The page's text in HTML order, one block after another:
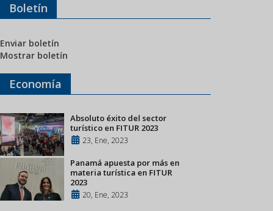
Boletín
Enviar boletín
Mostrar boletín
Economía
Absoluto éxito del sector
turístico en FITUR 2023
23, Ene, 2023
Panamá apuesta por más en
materia turística en FITUR
2023
20, Ene, 2023